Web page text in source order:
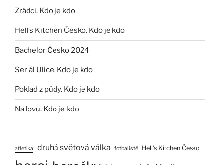
Zrádci. Kdo je kdo
Hell’s Kitchen Česko. Kdo je kdo
Bachelor Česko 2024
Seriál Ulice. Kdo je kdo
Poklad z půdy. Kdo je kdo
Na lovu. Kdo je kdo
atletika druhá světová válka fotbalisté Hell’s Kitchen Česko